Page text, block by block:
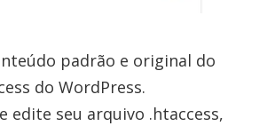
padrão e original do
do WordPress.
edite seu arquivo .htaccess,